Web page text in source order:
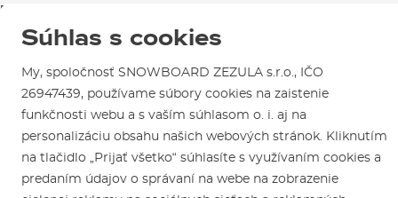
Výmena a vrátenie tovaru
Reklamácie
Návody na použitie a údržbu
Kontakty
Test the Best
Ako si vybrať vybavenie
Predajňa v Brne
Otváracia doba
Mapa a ako k nám
Parkovanie
Servis a opravy
Sme overený e-shop.
Naši spokojní zákazníci nám udelili
Súhlas s cookies
My, spoločnosť SNOWBOARD ZEZULA s.r.o., IČO
26947439, používame súbory cookies na zaistenie
funkčnosti webu a s vaším súhlasom o. i. aj na
personalizáciu obsahu našich webových stránok. Kliknutím
na tlačidlo „Prijať všetko“ súhlasíte s využívaním cookies a
predaním údajov o správaní na webe na zobrazenie